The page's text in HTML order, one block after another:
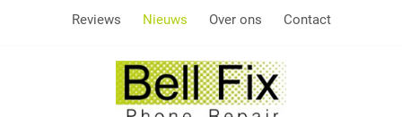
Reviews Nieuws Over ons Contact